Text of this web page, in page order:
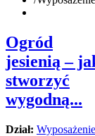
Ogród
jesienią –
stworzyć
wygodną...
Dział: Wyposażenie